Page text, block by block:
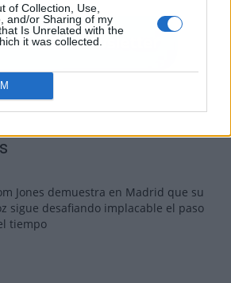
of Collection, Use,
and/or Sharing of my
Is Unrelated with the
it was collected.
Jones demuestra en Madrid que su
sigue desafiando implacable el paso
tiempo